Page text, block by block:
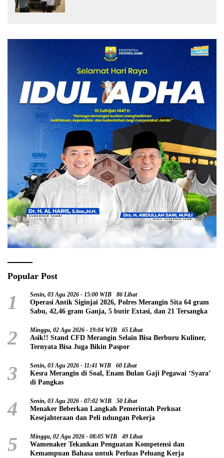
Popular Post
1 Senin, 03 Agu 2026 - 15:00 WIB 86 Lihat
Operasi Antik Siginjai 2026, Polres Merangin Sita 64 gram
Sabu, 42,46 gram Ganja, 5 butir Extasi, dan 21 Tersangka
2 Minggu, 02 Agu 2026 - 19:04 WIB 65 Lihat
Asik!! Stand CFD Merangin Selain Bisa Berburu Kuliner,
Ternyata Bisa Juga Bikin Paspor
3 Senin, 03 Agu 2026 - 11:41 WIB 60 Lihat
Kesra Merangin di Soal, Enam Bulan Gaji Pegawai ‘Syara’
di Pangkas
4 Senin, 03 Agu 2026 - 07:02 WIB 50 Lihat
Menaker Beberkan Langkah Pemerintah Perkuat
Kesejahteraan dan Peli ndungan Pekerja
5 Minggu, 02 Agu 2026 - 08:05 WIB 49 Lihat
Wamenaker Tekankan Penguatan Kompetensi dan
Kemampuan Bahasa untuk Perluas Peluang Kerja